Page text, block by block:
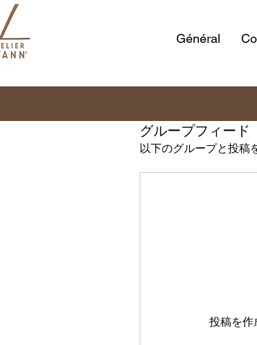
Général
グループフィード
以下のグループと投稿
投稿を作